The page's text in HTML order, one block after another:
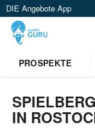
DIE Angebote App
PROSPEKTE
IN